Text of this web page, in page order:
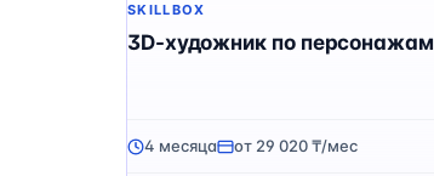
SKILLBOX
3D-художник по персонажам
4 месяца от 29 020 ₸/мес